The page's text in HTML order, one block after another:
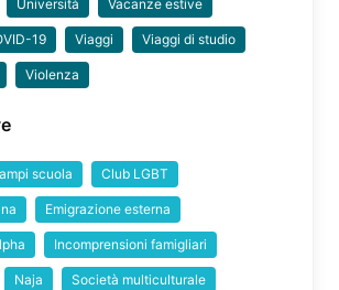
Università Vacanze estive
19 Viaggi Viaggi di studio
Violenza
scuola Club LGBT
Emigrazione esterna
Incomprensioni famigliari
Naja Società multiculturale